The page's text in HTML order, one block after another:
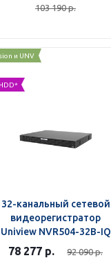
103 190р.
и UNV
32-канальный сетевой
видеорегистратор
Uniview NVR504-32B-IQ
78 277 р. 92 090р.